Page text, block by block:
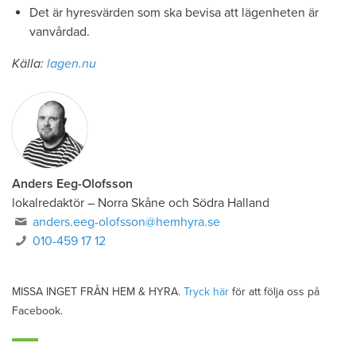
Det är hyresvärden som ska bevisa att lägenheten är
vanvårdad.
Källa: lagen.nu
Anders Eeg-Olofsson
lokalredaktör – Norra Skåne och Södra Halland
anders.eeg-olofsson@hemhyra.se
010-459 17 12
MISSA INGET FRÅN HEM & HYRA. Tryck här för att följa oss på
Facebook.